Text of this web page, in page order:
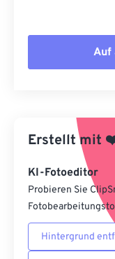
Auf
Aus
Als
Erstellt mit
KI-Fotoeditor
Probieren Sie
Hintergrund